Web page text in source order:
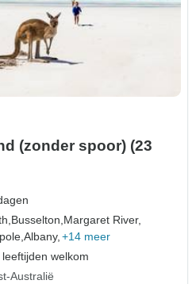
(zonder spoor) (23
Busselton, Margaret River,
Albany, +14 meer
leeftijden welkom
Australië